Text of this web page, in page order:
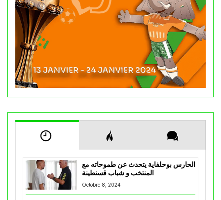
الحارس بوحلفاية يتحدث عن طموحاته مع
المنتخب و شباب قسنطينة
Octobre 8, 2024